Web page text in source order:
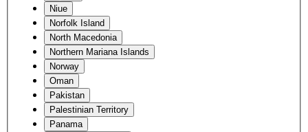
Niue
Norfolk Island
North Macedonia
Northern Mariana Islands
Norway
Oman
Pakistan
Palestinian Territory
Panama